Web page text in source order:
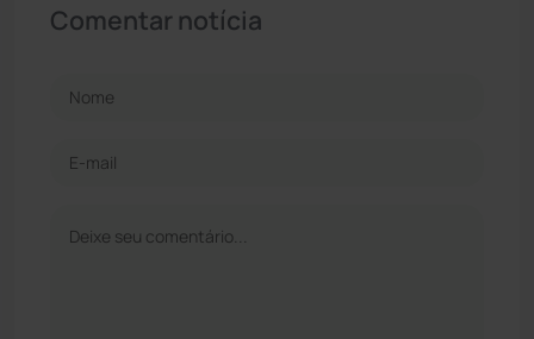
Comentar notícia